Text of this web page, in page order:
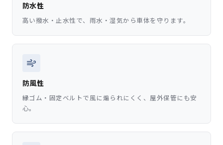
防水性
高い撥水・止水性で、雨水・湿気から車体を守ります。
防風性
縁ゴム・固定ベルトで風に煽られにくく、屋外保管にも安
心。